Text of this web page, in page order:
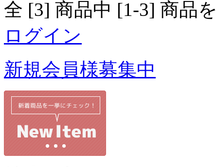
全 [3] 商品中 [1-3] 商品
ログイン
新規会員様募集中